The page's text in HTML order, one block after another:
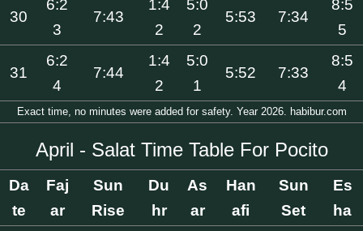
30
6:2
3
7:43
1:4
2
5:0
2
5:53 7:34
8:5
5
31
6:2
4
7:44
1:4
2
5:0
1
5:52 7:33
8:5
4
Exact time, no minutes were added for safety. Year 2026. habibur.com
April - Salat Time Table For Pocito
Da
te
Faj
ar
Sun
Rise
Du
hr
As
ar
Han
afi
Sun
Set
Es
ha